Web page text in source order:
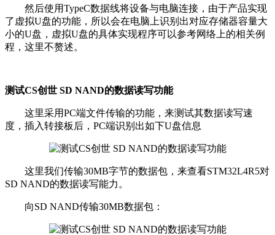
然后使用TypeC数据线将设备与电脑连接，由于产品实现
了虚拟U盘的功能，所以会在电脑上识别出对应存储器容量大
小的U盘，虚拟U盘的具体实现程序可以参考网络上的相关例
程，这里不赘述。
测试CS创世 SD NAND的数据读写功能
这里采用PC端文件传输的功能，来测试其数据读写速
度，插入转接板后，PC端识别出如下U盘信息
这里我们传输30MB字节的数据包，来查看STM32L4R5对
SD NAND的数据读写能力。
向SD NAND传输30MB数据包：